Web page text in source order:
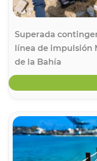
Superada
línea de impulsión
de la Bahía